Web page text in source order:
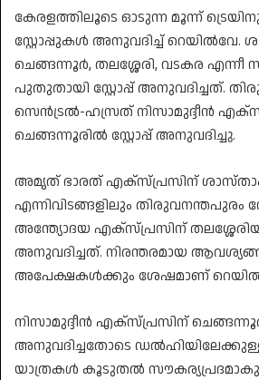
കേരളത്തിലൂടെ ഓടുന്ന മൂന്ന്
സ്റ്റോപ്പുകൾ അനുവദിച്ച് റെയിൽവേ.
ചെങ്ങന്നൂർ, തലശ്ശേരി, വടകര
പുതുതായി സ്റ്റോപ്പ് അനുവദിച്ചത്.
സെൻട്രൽ-ഹസ്രത് നിസാമുദ്ദീൻ
ചെങ്ങന്നൂരിൽ സ്റ്റോപ്പ് അനുവദിച്ചു.
അമൃത് ഭാരത് എക്‌സ്പ്രസിന്
എന്നിവിടങ്ങളിലും
അന്ത്യോദയ എക്‌സ്പ്രസിന്
അനുവദിച്ചത്. നിരന്തരമായ
അപേക്ഷകൾക്കും ശേഷമാണ്
നിസാമുദ്ദീൻ എക്‌സ്പ്രസിന്
അനുവദിച്ചതോടെ
യാത്രകൾ കൂടുതൽ